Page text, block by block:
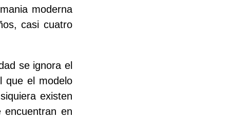
moderna
casi cuatro
se ignora el
que el modelo
existen
en